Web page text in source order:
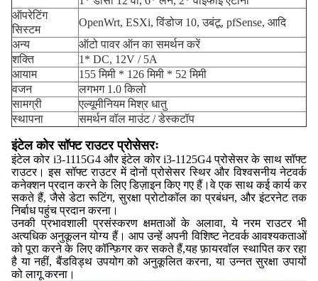
ऑपरेटिंग
सिस्टम
OpenWrt, ESXi, विंडोज 10, उबंटू, pfSense, आदि
अन्य
ऑटो पावर ऑन का समर्थन करें
शक्ति
1* DC, 12V / 5A
आयाम
155 मिमी * 126 मिमी * 52 मिमी
वजन
लगभग 1.0 किलो
सामग्री
एल्यूमीनियम मिश्र धातु
स्थापना
समर्थन वॉल माउंट / डेस्कटॉप
इंटेल कोर सॉफ्ट राउटर प्रोसेसरः
इंटेल कोर i3-1115G4 और इंटेल कोर i3-1125G4 प्रोसेसर के साथ सॉफ्ट
राउटर। इस सॉफ्ट राउटर में दोनों प्रोसेसर स्थिर और विश्वसनीय नेटवर्क
कनेक्शन प्रदान करने के लिए डिज़ाइन किए गए हैं।वे एक साथ कई कार्य कर
सकते हैं, जैसे डेटा रूटिंग, सुरक्षा प्रोटोकॉल का प्रबंधन, और इंटरनेट तक
निर्बाध पहुंच प्रदान करना।
उनकी प्रभावशाली प्रसंस्करण क्षमताओं के अलावा, ये नरम राउटर भी
अत्यधिक अनुकूलन योग्य हैं। आप उन्हें अपनी विशिष्ट नेटवर्क आवश्यकताओं
को पूरा करने के लिए कॉन्फ़िगर कर सकते हैं,यह फ़ायरवॉल स्थापित कर रहा
है या नहीं, बैंडविड्थ उपयोग को अनुकूलित करना, या उन्नत सुरक्षा उपायों
को लागू करना।